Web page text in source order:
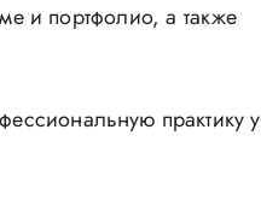
и портфолио, а также
практику у